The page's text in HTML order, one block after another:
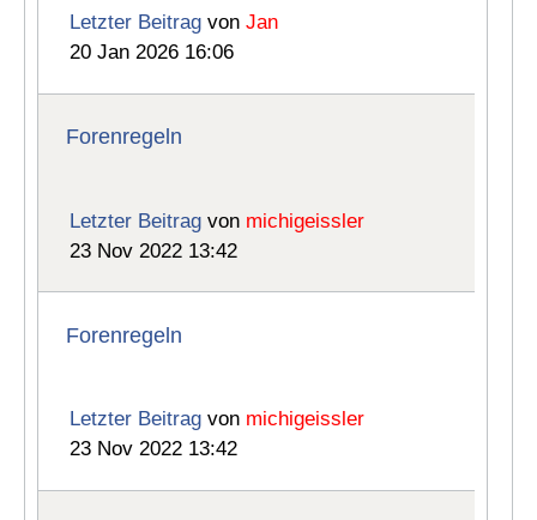
Letzter Beitrag vonJan
20 Jan 2026 16:06
Forenregeln
Letzter Beitrag von michigeissler
23 Nov 2022 13:42
Forenregeln
Letzter Beitrag von michigeissler
23 Nov 2022 13:42